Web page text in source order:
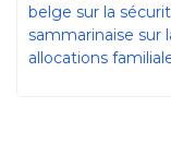
belge sur la
sammarinaise sur
allocations